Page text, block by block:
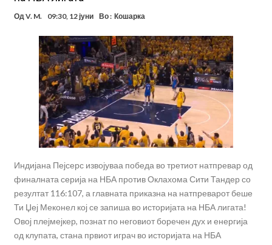
ОдV. M. 09:30, 12 јуни Во : Кошарка
Индијана Пејсерс извојуваа победа во третиот натпревар од
финалната серија на НБА против Оклахома Сити Тандер со
резултат 116:107, а главната приказна на натпреварот беше
Ти Џеј Меконел кој се запиша во историјата на НБА лигата!
Овој плејмејкер, познат по неговиот боречен дух и енергија
од клупата, стана првиот играч во историјата на НБА